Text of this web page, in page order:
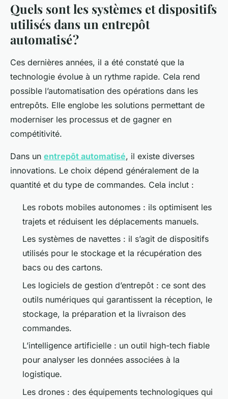
Quels sont les systèmes et dispositifs
utilisés dans un entrepôt
automatisé ?
Ces dernières années, il a été constaté que la
technologie évolue à un rythme rapide. Cela rend
possible l’automatisation des opérations dans les
entrepôts. Elle englobe les solutions permettant de
moderniser les processus et de gagner en
compétitivité.
Dans un entrepôt automatisé, il existe diverses
innovations. Le choix dépend généralement de la
quantité et du type de commandes. Cela inclut :
Les robots mobiles autonomes : ils optimisent les
trajets et réduisent les déplacements manuels.
Les systèmes de navettes : il s’agit de dispositifs
utilisés pour le stockage et la récupération des
bacs ou des cartons.
Les logiciels de gestion d’entrepôt : ce sont des
outils numériques qui garantissent la réception, le
stockage, la préparation et la livraison des
commandes.
L’intelligence artificielle : un outil high-tech fiable
pour analyser les données associées à la
logistique.
Les drones : des équipements technologiques qui